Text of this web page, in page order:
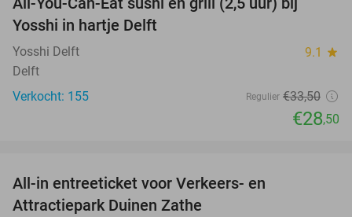
Yosshi in hartje Delft
Yosshi Delft 9.1 star
Delft
Verkocht: 155
Regulier €33,50
€28,50
All-in entreeticket voor Verkeers- en
Attractiepark Duinen Zathe